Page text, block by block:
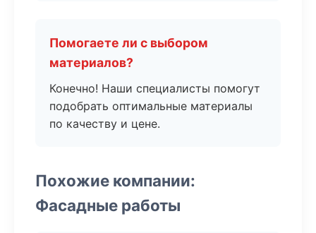
Помогаете ли с выбором
материалов?
Конечно! Наши специалисты помогут
подобрать оптимальные материалы
по качеству и цене.
Похожие компании:
Фасадные работы